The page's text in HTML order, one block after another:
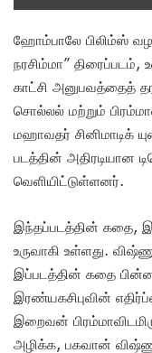
ஹோம்பாலே பிலிம்ஸ்
நரசிம்மா”
காட்சி அனுபவத்தைத்
சொல்லல் மற்றும்
மஹாவதர் சினிமாடிக்
படத்தின் அதிரடியான
வெளியிட்டுள்ளனர்.
இந்தப்படத்தின் கதை,
உருவாகி உள்ளது.
இப்படத்தின் கதை
இரண்யகசிபுவின்
இறைவன்
அழிக்க, பகவான்